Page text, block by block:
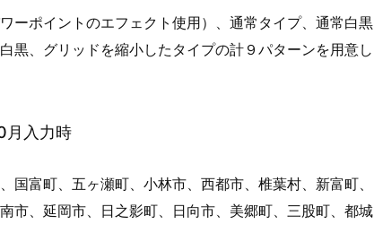
ーポイントのエフェクト使用）、通常タイプ、通常白黒
黒、グリッドを縮小したタイプの計９パターンを用意し
月入力時
富町、五ヶ瀬町、小林市、西都市、椎葉村、新富町、
市、延岡市、日之影町、日向市、美郷町、三股町、都城